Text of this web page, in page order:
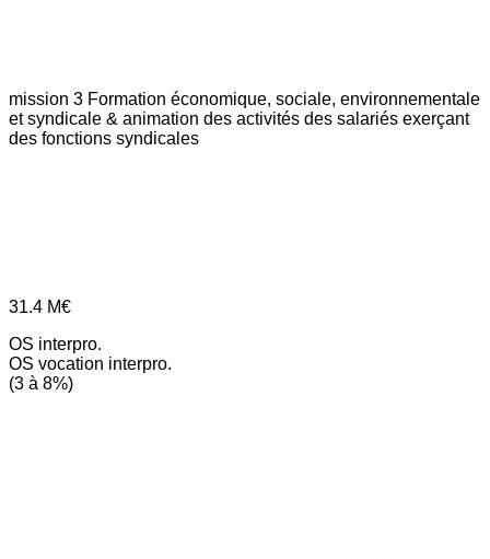
mission 3 Formation économique, sociale, environnementale
et syndicale & animation des activités des salariés exerçant
des fonctions syndicales
31.4 M€
OS interpro.
OS vocation interpro.
(3 à 8%)